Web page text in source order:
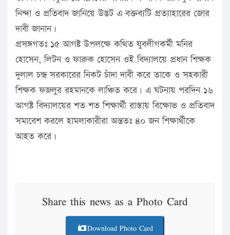
নিন্দা ও প্রতিবাদ জানিয়ে উদ্ভট এ বক্তব্যটি প্রত্যাহারের জোর
দাবী জানান।
প্রসঙ্গগতঃ ১৫ আগষ্ট উপলক্ষে কথিত যুবলীগকর্মী মনির
হোসেন, লিটন ও ফারুক হোসেন ওই বিদ্যালয়ে প্রধান শিক্ষক
দুলাল চন্দ্র সরকারের নিকট চাঁদা দাবী করে তাকে ও সহকারী
শিক্ষক ফজলুর রহমানকে লাঞ্চিত করে। এ ঘটনায় পরদিন ১৬
আগষ্ট বিদ্যালয়ের শত শত শিক্ষার্থী রাস্তায় বিক্ষোভ ও প্রতিবাদ
সমাবেশ করলে হামলাকারীরা অন্ততঃ ৪০ জন শিক্ষার্থীকে
আহত করে।
Share this news as a Photo Card
Download Photo Card